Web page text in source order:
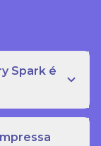
Spark é